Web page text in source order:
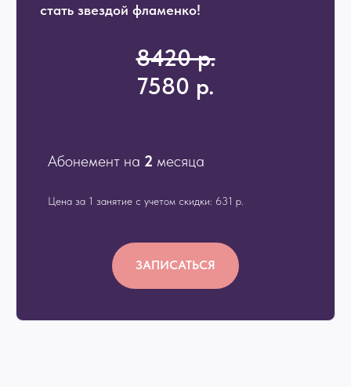
стать звездой фламенко!
8420 р.
7580 р.
Абонемент на 2 месяца
Цена за 1 занятие с учетом скидки: 631 р.
ЗАПИСАТЬСЯ